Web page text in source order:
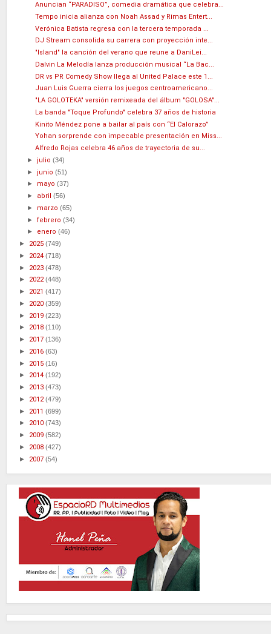
Anuncian “PARADISO”, comedia dramática que celebra...
Tempo inicia alianza con Noah Assad y Rimas Entert...
Verónica Batista regresa con la tercera temporada ...
DJ Stream consolida su carrera con proyección inte...
"Island" la canción del verano que reune a DaniLei...
Dalvin La Melodía lanza producción musical “La Bac...
DR vs PR Comedy Show llega al United Palace este 1...
Juan Luis Guerra cierra los juegos centroamericano...
"LA GOLOTEKA" versión remixeada del álbum "GOLOSA"...
La banda "Toque Profundo" celebra 37 años de historia
Kinito Méndez pone a bailar al país con “El Calorazo”
Yohan sorprende con impecable presentación en Miss...
Alfredo Rojas celebra 46 años de trayectoria de su...
►julio(34)
►junio(51)
► mayo(37)
► abril(56)
► marzo(65)
►febrero(34)
► enero(46)
► 2025 (749)
► 2024 (718)
► 2023 (478)
► 2022(448)
► 2021 (417)
► 2020 (359)
► 2019 (223)
► 2018 (110)
► 2017 (136)
► 2016 (63)
► 2015 (16)
► 2014 (192)
► 2013 (473)
► 2012(479)
► 2011 (699)
► 2010 (743)
► 2009 (582)
► 2008 (427)
► 2007 (54)